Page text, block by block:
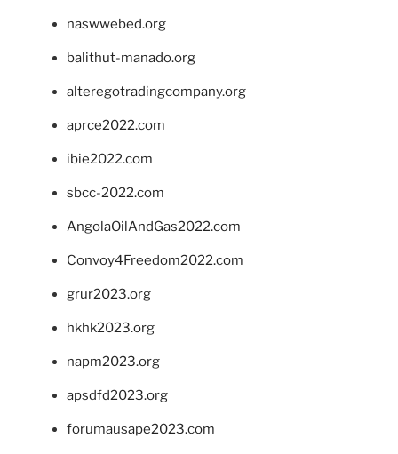
naswwebed.org
balithut-manado.org
alteregotradingcompany.org
aprce2022.com
ibie2022.com
sbcc-2022.com
AngolaOilAndGas2022.com
Convoy4Freedom2022.com
grur2023.org
hkhk2023.org
napm2023.org
apsdfd2023.org
forumausape2023.com